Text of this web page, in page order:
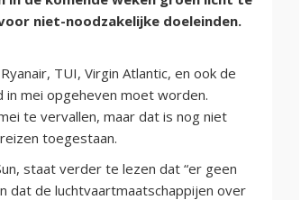
niet-noodzakelijke doeleinden.
TUI, Virgin Atlantic, en ook de
mei opgeheven moet worden.
te vervallen, maar dat is nog niet
toegestaan.
staat verder te lezen dat “er geen
dat de luchtvaartmaatschappijen over